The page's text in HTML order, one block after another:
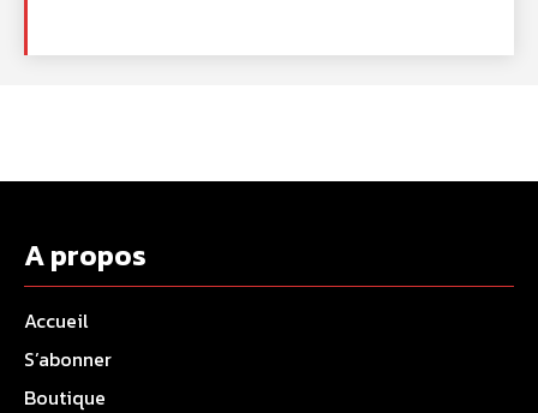
A propos
Accueil
S’abonner
Boutique